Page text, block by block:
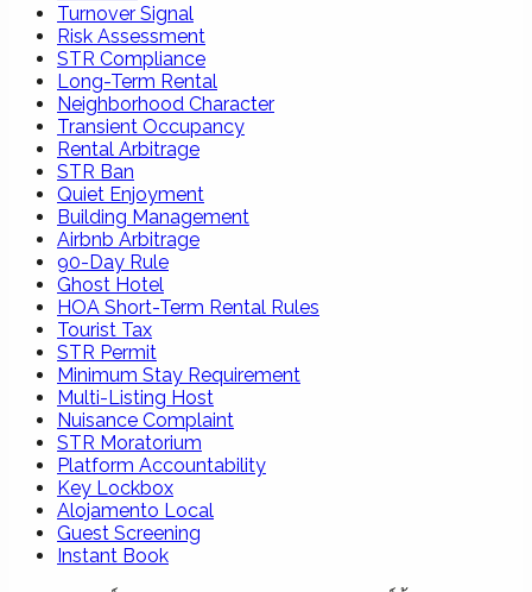
Turnover Signal
Risk Assessment
STR Compliance
Long-Term Rental
Neighborhood Character
Transient Occupancy
Rental Arbitrage
STR Ban
Quiet Enjoyment
Building Management
Airbnb Arbitrage
90-Day Rule
Ghost Hotel
HOA Short-Term Rental Rules
Tourist Tax
STR Permit
Minimum Stay Requirement
Multi-Listing Host
Nuisance Complaint
STR Moratorium
Platform Accountability
Key Lockbox
Alojamento Local
Guest Screening
Instant Book